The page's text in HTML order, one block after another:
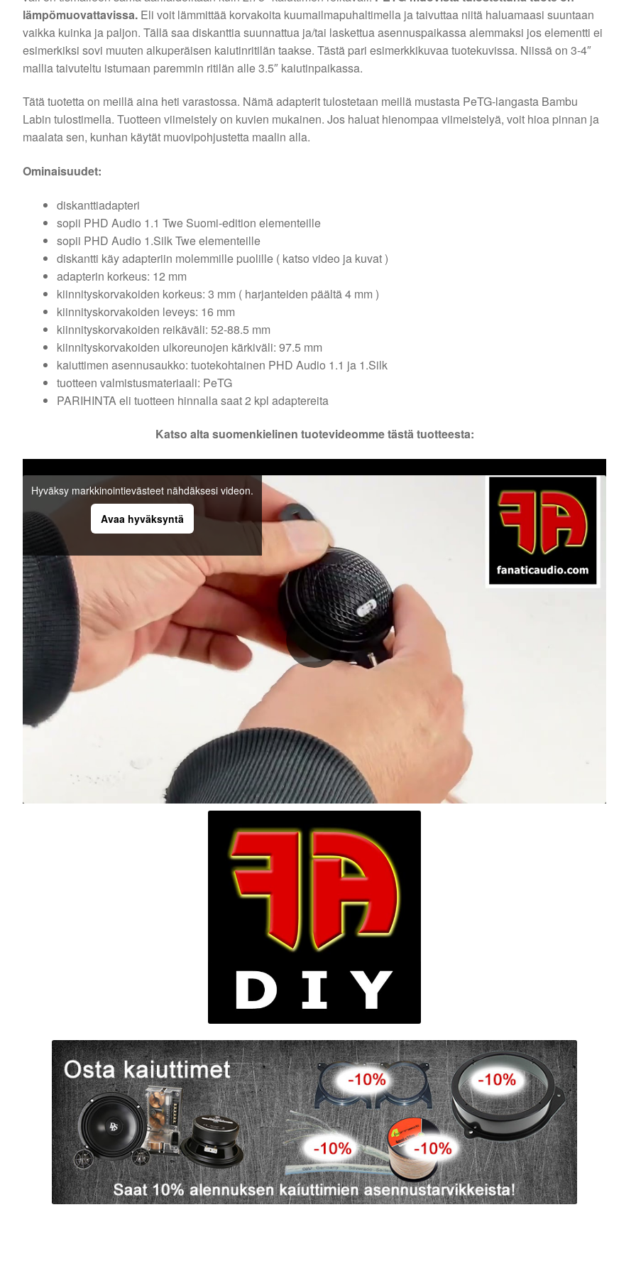
lämpömuovattavissa. Eli voit lämmittää korvakoita kuumailmapuhaltimella ja taivuttaa niitä haluamaasi suuntaan
vaikka kuinka ja paljon. Tällä saa diskanttia suunnattua ja/tai laskettua asennuspaikassa alemmaksi jos elementti ei
esimerkiksi sovi muuten alkuperäisen kaiutinritilän taakse. Tästä pari esimerkkikuvaa tuotekuvissa. Niissä on 3-4″
mallia taivuteltu istumaan paremmin ritilän alle 3.5″ kaiutinpaikassa.
Tätä tuotetta on meillä aina heti varastossa. Nämä adapterit tulostetaan meillä mustasta PeTG-langasta Bambu
Labin tulostimella. Tuotteen viimeistely on kuvien mukainen. Jos haluat hienompaa viimeistelyä, voit hioa pinnan ja
maalata sen, kunhan käytät muovipohjustetta maalin alla.
Ominaisuudet:
diskanttiadapteri
sopii PHD Audio 1.1 Twe Suomi-edition elementeille
sopii PHD Audio 1.Silk Twe elementeille
diskantti käy adapteriin molemmille puolille ( katso video ja kuvat )
adapterin korkeus: 12 mm
kiinnityskorvakoiden korkeus: 3 mm ( harjanteiden päältä 4 mm )
kiinnityskorvakoiden leveys: 16 mm
kiinnityskorvakoiden reikäväli: 52-88.5 mm
kiinnityskorvakoiden ulkoreunojen kärkiväli: 97.5 mm
kaiuttimen asennusaukko: tuotekohtainen PHD Audio 1.1 ja 1.Silk
tuotteen valmistusmateriaali: PeTG
PARIHINTA eli tuotteen hinnalla saat 2 kpl adaptereita
Katso alta suomenkielinen tuotevideomme tästä tuotteesta:
Hyväksy markkinointievästeet nähdäksesi videon.
Avaa hyväksyntä